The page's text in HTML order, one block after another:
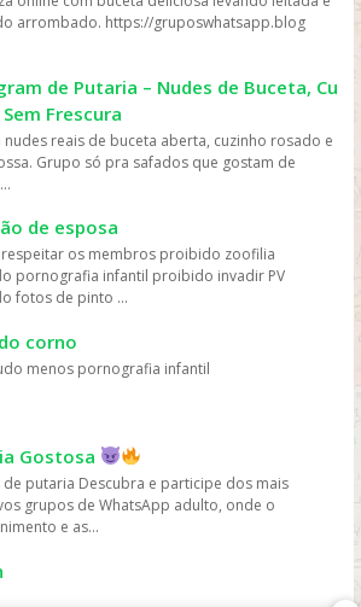
e outras, tornando o acesso aos filmes muito
e rápido. Preço: os serviços de streaming
ou comprar DVDs, tornando mais fácil para as
assistirem filmes sem gastar muito dinheiro.
os serviços de streaming geralmente
recomendações personalizadas com base
dos usuários, permitindo que eles
novos filmes e programas que possam
Em resumo, os filmes são mais assistidos
à sua conveniência, variedade, acesso
acessíveis e personalização, oferecidos
de streaming.
arrombado. https://gruposwhatsapp.blog
de Putaria – Nudes de Buceta, Cu
Sem Frescura
nudes reais de buceta aberta, cuzinho rosado e
Grupo só pra safados que gostam de
de esposa
respeitar os membros proibido zoofilia
pornografia infantil proibido invadir PV
fotos de pinto ...
corno
menos pornografia infantil
Gostosa
de putaria Descubra e participe dos mais
grupos de WhatsApp adulto, onde o
e as...